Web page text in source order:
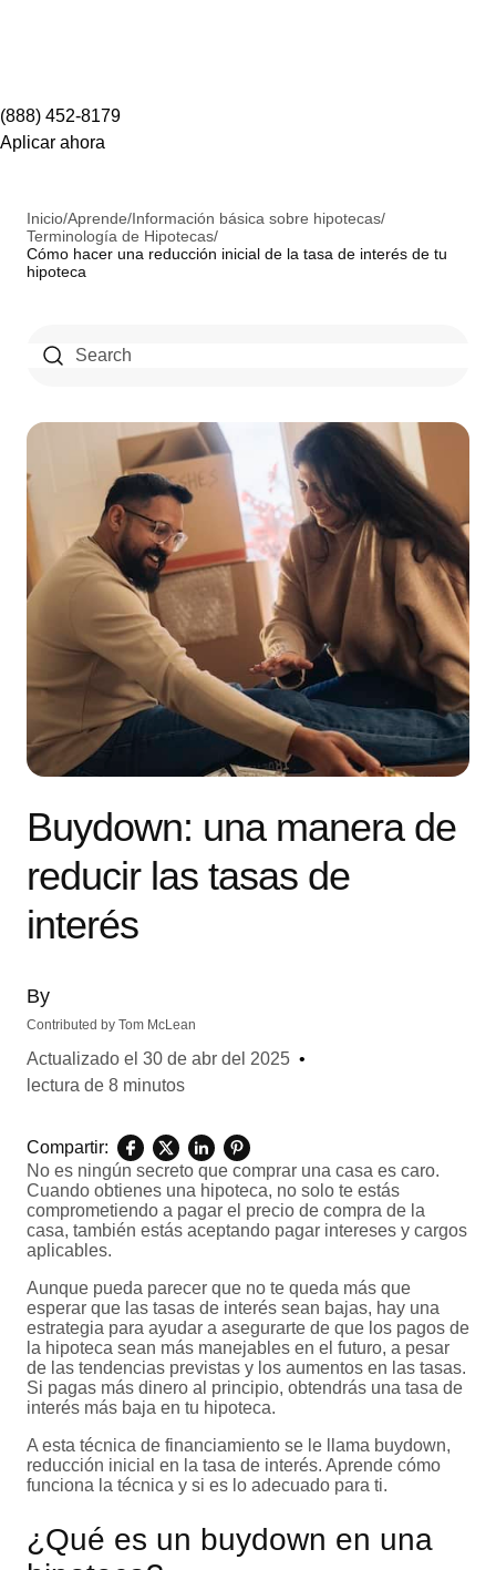
(888) 452-8179
Aplicar ahora
Inicio/Aprende/Información básica sobre hipotecas/
Terminología de Hipotecas/
Cómo hacer una reducción inicial de la tasa de interés de tu
hipoteca
Buydown: una manera de
reducir las tasas de
interés
By
Contributed by Tom McLean
Actualizado el 30 de abr del 2025 •
lectura de 8 minutos
Compartir:
No es ningún secreto que comprar una casa es caro.
Cuando obtienes una hipoteca, no solo te estás
comprometiendo a pagar el precio de compra de la
casa, también estás aceptando pagar intereses y cargos
aplicables.
Aunque pueda parecer que no te queda más que
esperar que las tasas de interés sean bajas, hay una
estrategia para ayudar a asegurarte de que los pagos de
la hipoteca sean más manejables en el futuro, a pesar
de las tendencias previstas y los aumentos en las tasas.
Si pagas más dinero al principio, obtendrás una tasa de
interés más baja en tu hipoteca.
A esta técnica de financiamiento se le llama buydown,
reducción inicial en la tasa de interés. Aprende cómo
funciona la técnica y si es lo adecuado para ti.
¿Qué es un buydown en una